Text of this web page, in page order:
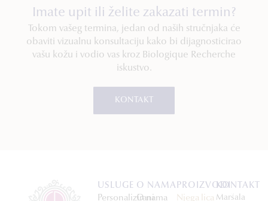
Imate upit ili želite zakazati termin?
Tokom vašeg termina, jedan od naših stručnjaka će
obaviti vizualnu konsultaciju kako bi dijagnosticirao
vašu kožu i vodio vas kroz Biologique Recherche
iskustvo.
KONTAKT
USLUGE
Personalizirani
O NAMA
O nama
PROIZVODI
Njega lica
KONTAKT
Maršala